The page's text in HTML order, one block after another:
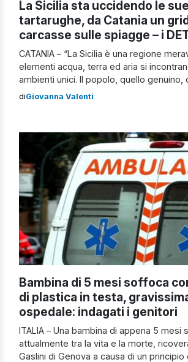
La Sicilia sta uccidendo le sue
tartarughe, da Catania un
carcasse sulle spiagge – i
CATANIA – “La Sicilia è una regione
elementi acqua, terra ed aria si
ambienti unici. Il popolo, quello genuino,
fiero e orgoglioso di vivere la propria
diGiovanna Valenti
Bambina di 5 mesi soffoca
di plastica in testa,
ospedale: indagati i genitori
ITALIA – Una bambina di appena 5 mesi
attualmente tra la vita e la morte,
Gaslini di Genova a causa di un